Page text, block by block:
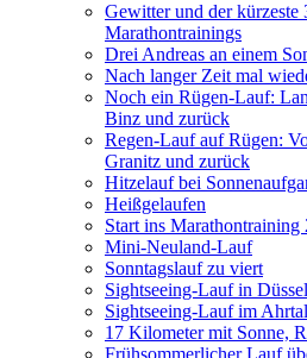
Gewitter und der kürzeste
Marathontrainings
Drei Andreas an einem
Nach langer Zeit mal
Noch ein Rügen-Lauf:
Binz und zurück
Regen-Lauf auf Rügen:
Granitz und zurück
Hitzelauf bei
Heißgelaufen
Start ins Marathontraining
Mini-Neuland-Lauf
Sonntagslauf zu viert
Sightseeing-Lauf in
Sightseeing-Lauf im Ahrtal
17 Kilometer mit Sonne,